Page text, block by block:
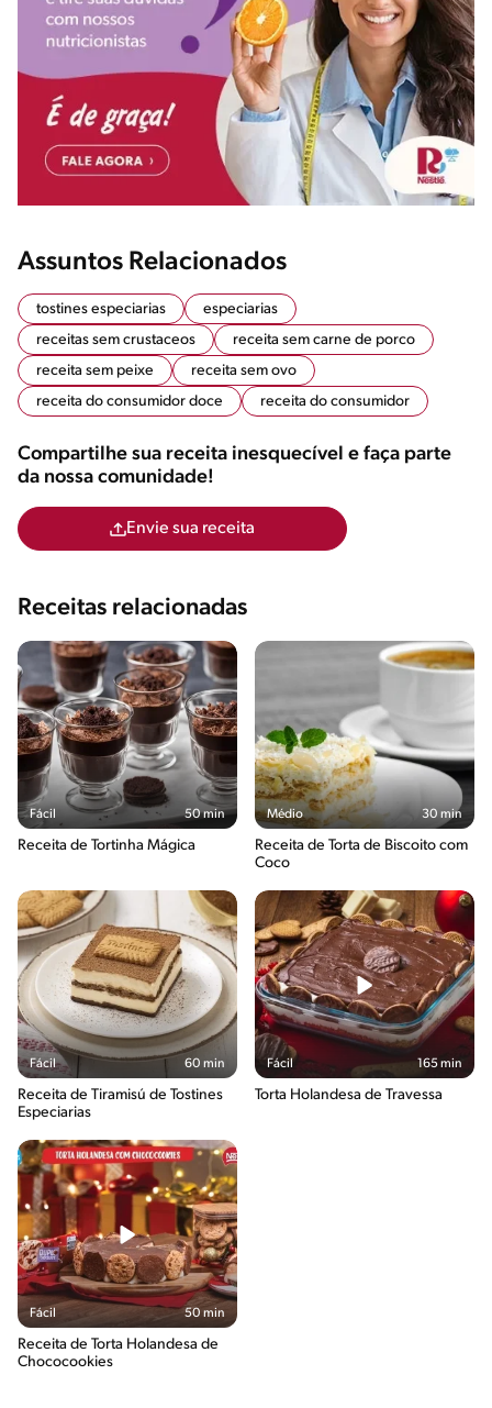
Assuntos Relacionados
tostines especiarias
especiarias
receitas sem crustaceos
receita sem carne de porco
receita sem peixe
receita sem ovo
receita do consumidor doce
receita do consumidor
Compartilhe sua receita inesquecível e faça parte
da nossa comunidade!
Envie sua receita
Receitas relacionadas
Fácil 50 min
Receita de Tortinha Mágica
Médio 30 min
Receita de Torta de Biscoito com
Coco
Fácil 60 min
Receita de Tiramisú de Tostines
Especiarias
Fácil 165 min
Torta Holandesa de Travessa
Fácil 50 min
Receita de Torta Holandesa de
Chococookies